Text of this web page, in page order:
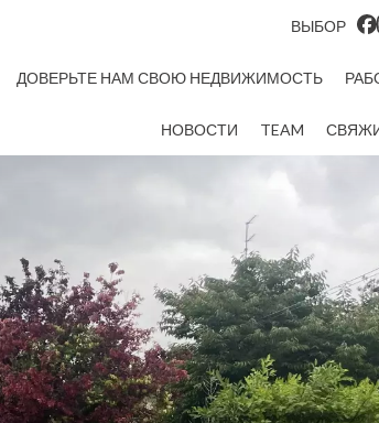
ВЫБОР
ДОВЕРЬТЕ НАМ СВОЮ НЕДВИЖИМОСТЬ
НОВОСТИ TEAM